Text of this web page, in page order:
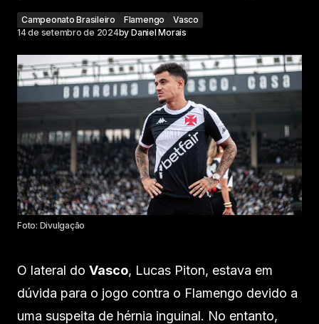
Campeonato Brasileiro Flamengo
Vasco
14 de setembro de 2024by Daniel Morais
Foto: Divulgação
O lateral do Vasco, Lucas Piton, estava em
dúvida para o jogo contra o Flamengo devido a
uma suspeita de hérnia inguinal. No entanto,